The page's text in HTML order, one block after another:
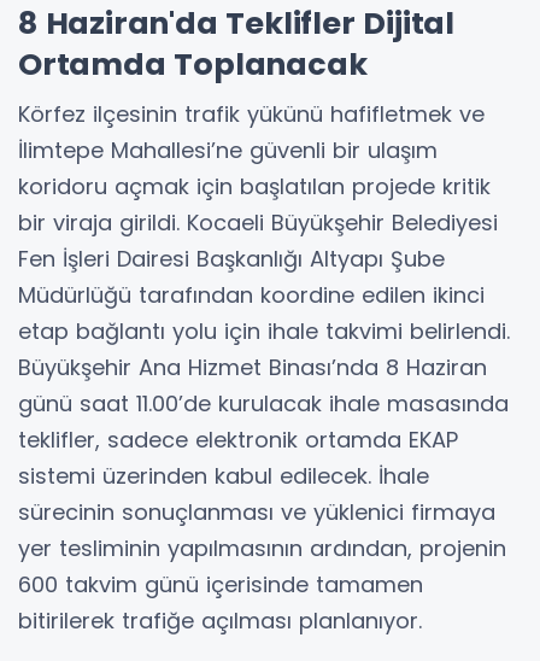
8 Haziran'da Teklifler Dijital
Ortamda Toplanacak
Körfez ilçesinin trafik yükünü hafifletmek ve
İlimtepe Mahallesi’ne güvenli bir ulaşım
koridoru açmak için başlatılan projede kritik
bir viraja girildi. Kocaeli Büyükşehir Belediyesi
Fen İşleri Dairesi Başkanlığı Altyapı Şube
Müdürlüğü tarafından koordine edilen ikinci
etap bağlantı yolu için ihale takvimi belirlendi.
Büyükşehir Ana Hizmet Binası’nda 8 Haziran
günü saat 11.00’de kurulacak ihale masasında
teklifler, sadece elektronik ortamda EKAP
sistemi üzerinden kabul edilecek. İhale
sürecinin sonuçlanması ve yüklenici firmaya
yer tesliminin yapılmasının ardından, projenin
600 takvim günü içerisinde tamamen
bitirilerek trafiğe açılması planlanıyor.